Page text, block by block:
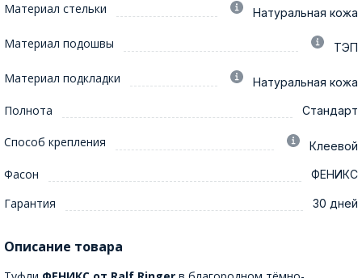
Материал стельки Натуральная кожа
Материал подошвы ТЭП
Материал подкладки Натуральная кожа
Полнота Стандарт
Способ крепления Клеевой
Фасон ФЕНИКС
Гарантия 30 дней
Описание товара